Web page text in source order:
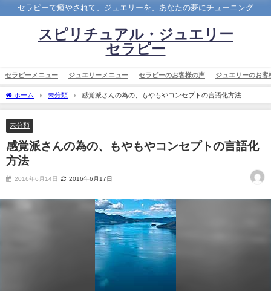
セラピーで癒やされて、ジュエリーを、あなたの夢にチューニング
スピリチュアル・ジュエリー
セラピー
セラピーメニュー ジュエリーメニュー セラピーのお客様の声 ジュエリーのお客
ホーム 未分類 感覚派さんの為の、もやもやコンセプトの言語化方法
未分類
感覚派さんの為の、もやもやコンセプトの言語化
方法
2016年6月14日 2016年6月17日